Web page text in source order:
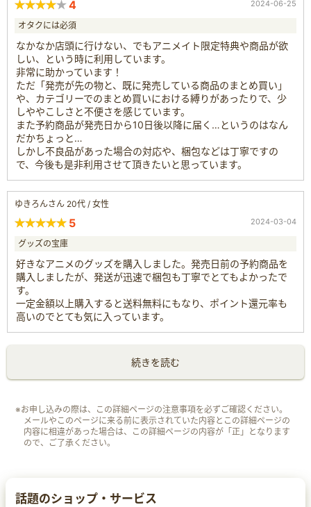
4 2024-06-25
オタクには必須
なかなか店頭に行けない、でもアニメイト限定特典や商品が欲
しい、という時に利用しています。
非常に助かっています！
ただ「発売が先の物と、既に発売している商品のまとめ買い」
や、カテゴリーでのまとめ買いにおける縛りがあったりで、少
しややこしさと不便さを感じています。
また予約商品が発売日から10日後以降に届く…というのはなん
だかちょっと…
しかし不良品があった場合の対応や、梱包などは丁寧ですの
で、今後も是非利用させて頂きたいと思っています。
ゆきろんさん 20代 / 女性
5 2024-03-04
グッズの宝庫
好きなアニメのグッズを購入しました。発売日前の予約商品を
購入しましたが、発送が迅速で梱包も丁寧でとてもよかったで
す。
一定金額以上購入すると送料無料にもなり、ポイント還元率も
高いのでとても気に入っています。
続きを読む
※お申し込みの際は、この詳細ページの注意事項を必ずご確認ください。
メールやこのページに来る前に表示されていた内容とこの詳細ページの
内容に相違があった場合は、この詳細ページの内容が「正」となります
ので、ご了承ください。
話題のショップ・サービス